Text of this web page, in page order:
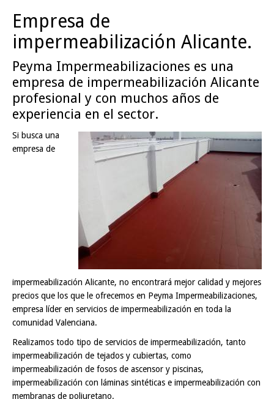
Empresa de
impermeabilización Alicante.
Peyma Impermeabilizaciones es una
empresa de impermeabilización Alicante
profesional y con muchos años de
experiencia en el sector.
Si busca una
empresa de
impermeabilización Alicante, no encontrará mejor calidad y mejores
precios que los que le ofrecemos en Peyma Impermeabilizaciones,
empresa líder en servicios de impermeabilización en toda la
comunidad Valenciana.
Realizamos todo tipo de servicios de impermeabilización, tanto
impermeabilización de tejados y cubiertas, como
impermeabilización de fosos de ascensor y piscinas,
impermeabilización con láminas sintéticas e impermeabilización con
membranas de poliuretano.